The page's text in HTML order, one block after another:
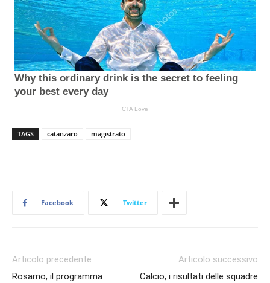
TAGS catanzaro magistrato
Facebook Twitter
Articolo precedente
Rosarno, il programma
Articolo successivo
Calcio, i risultati delle squadre